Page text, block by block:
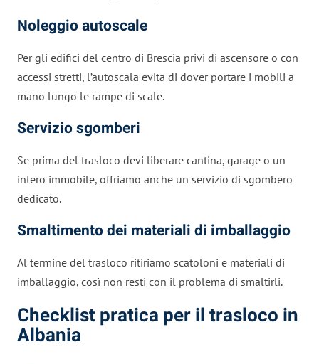
Noleggio autoscale
Per gli edifici del centro di Brescia privi di ascensore o con
accessi stretti, l’autoscala evita di dover portare i mobili a
mano lungo le rampe di scale.
Servizio sgomberi
Se prima del trasloco devi liberare cantina, garage o un
intero immobile, offriamo anche un servizio di sgombero
dedicato.
Smaltimento dei materiali di imballaggio
Al termine del trasloco ritiriamo scatoloni e materiali di
imballaggio, così non resti con il problema di smaltirli.
Checklist pratica per il trasloco in
Albania